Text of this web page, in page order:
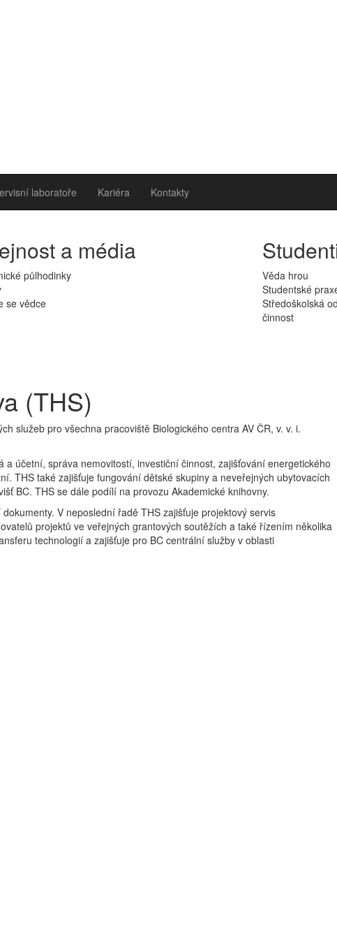
laboratoře Kariéra Kontakty
a média
půlhodinky
se vědce
Věda hrou
Studentské
Středoškolská
činnost
(THS)
služeb pro všechna pracoviště Biologického centra AV ČR, v. v. i.
účetní, správa nemovitostí, investiční činnost, zajišťování energetického
THS také zajišťuje fungování dětské skupiny a neveřejných ubytovacích
BC. THS se dále podílí na provozu Akademické knihovny.
V neposlední řadě THS zajišťuje projektový servis
projektů ve veřejných grantových soutěžích a také řízením několika
technologií a zajišťuje pro BC centrální služby v oblasti